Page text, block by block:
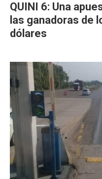
QUINI 6: Una
las ganadoras de
dólares